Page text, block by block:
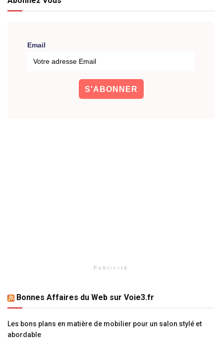
Email
Publicité
Bonnes Affaires du Web sur Voie3.fr
Les bons plans en matière de mobilier pour un salon stylé et
abordable